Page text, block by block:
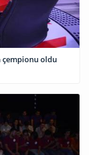
çempionu oldu